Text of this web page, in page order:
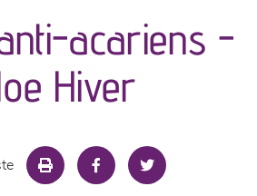
acariens -
Hiver